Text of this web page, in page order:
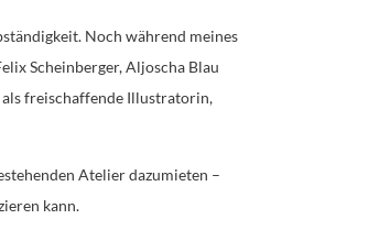
Noch während meines
Scheinberger, Aljoscha Blau
freischaffende Illustratorin,
Atelier dazumieten –
kann.